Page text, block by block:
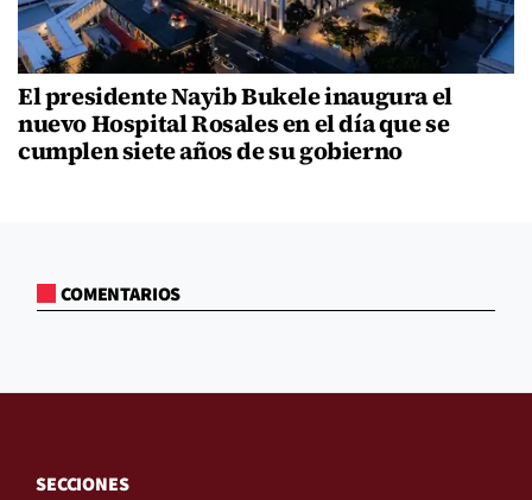
El presidente Nayib Bukele inaugura el
nuevo Hospital Rosales en el día que se
cumplen siete años de su gobierno
COMENTARIOS
SECCIONES